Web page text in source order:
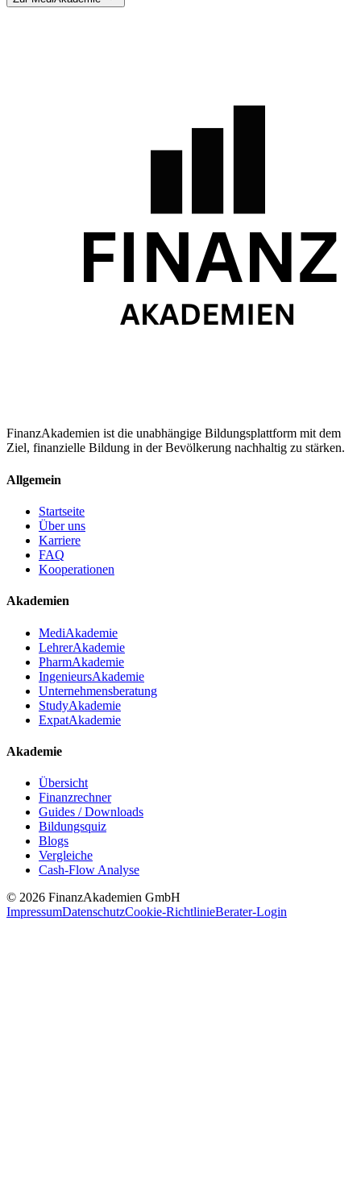
FinanzAkademien ist die unabhängige Bildungsplattform mit dem
Ziel, finanzielle Bildung in der Bevölkerung nachhaltig zu stärken.
Allgemein
Startseite
Über uns
Karriere
FAQ
Kooperationen
Akademien
MediAkademie
LehrerAkademie
PharmAkademie
IngenieursAkademie
Unternehmensberatung
StudyAkademie
ExpatAkademie
Akademie
Übersicht
Finanzrechner
Guides / Downloads
Bildungsquiz
Blogs
Vergleiche
Cash-Flow Analyse
© 2026 FinanzAkademien GmbH
ImpressumDatenschutzCookie-RichtlinieBerater-Login